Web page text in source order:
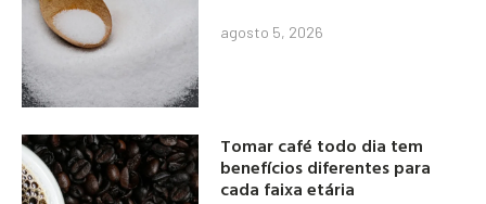
agosto 5, 2026
Tomar café todo dia tem
benefícios diferentes para
cada faixa etária